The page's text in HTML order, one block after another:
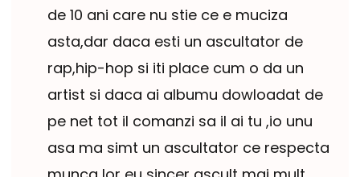
de 10 ani care nu stie ce e muciza
asta,dar daca esti un ascultator de
rap,hip-hop si iti place cum o da un
artist si daca ai albumu dowloadat de
pe net tot il comanzi sa il ai tu ,io unu
asa ma simt un ascultator ce respecta